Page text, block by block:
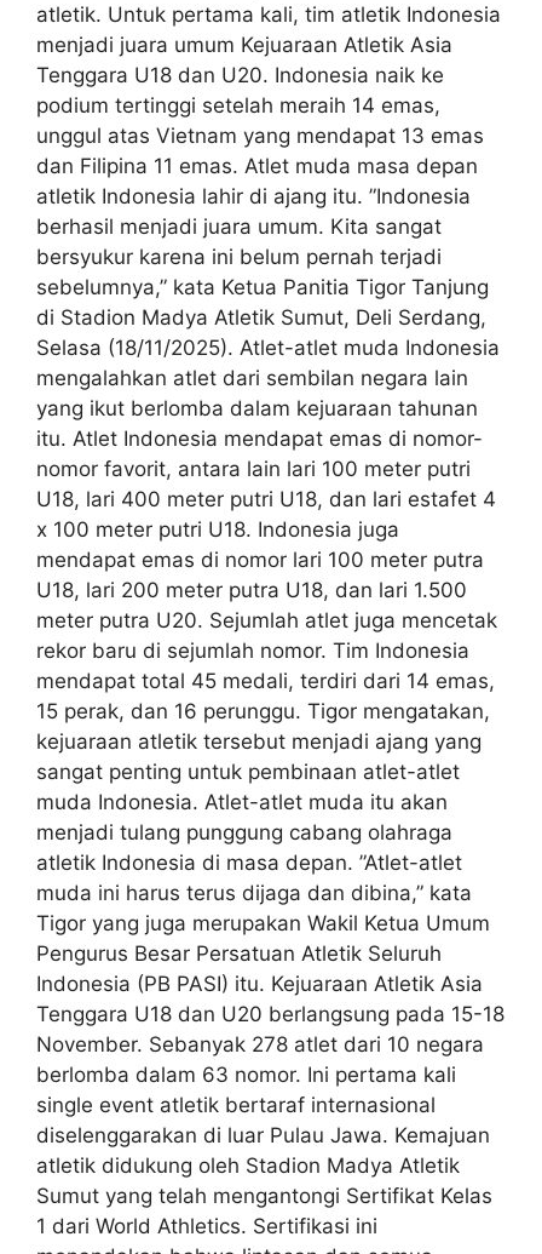
atletik. Untuk pertama kali, tim atletik Indonesia
menjadi juara umum Kejuaraan Atletik Asia
Tenggara U18 dan U20. Indonesia naik ke
podium tertinggi setelah meraih 14 emas,
unggul atas Vietnam yang mendapat 13 emas
dan Filipina 11 emas. Atlet muda masa depan
atletik Indonesia lahir di ajang itu. ”Indonesia
berhasil menjadi juara umum. Kita sangat
bersyukur karena ini belum pernah terjadi
sebelumnya,” kata Ketua Panitia Tigor Tanjung
di Stadion Madya Atletik Sumut, Deli Serdang,
Selasa (18/11/2025). Atlet-atlet muda Indonesia
mengalahkan atlet dari sembilan negara lain
yang ikut berlomba dalam kejuaraan tahunan
itu. Atlet Indonesia mendapat emas di nomor-
nomor favorit, antara lain lari 100 meter putri
U18, lari 400 meter putri U18, dan lari estafet 4
x 100 meter putri U18. Indonesia juga
mendapat emas di nomor lari 100 meter putra
U18, lari 200 meter putra U18, dan lari 1.500
meter putra U20. Sejumlah atlet juga mencetak
rekor baru di sejumlah nomor. Tim Indonesia
mendapat total 45 medali, terdiri dari 14 emas,
15 perak, dan 16 perunggu. Tigor mengatakan,
kejuaraan atletik tersebut menjadi ajang yang
sangat penting untuk pembinaan atlet-atlet
muda Indonesia. Atlet-atlet muda itu akan
menjadi tulang punggung cabang olahraga
atletik Indonesia di masa depan. ”Atlet-atlet
muda ini harus terus dijaga dan dibina,” kata
Tigor yang juga merupakan Wakil Ketua Umum
Pengurus Besar Persatuan Atletik Seluruh
Indonesia (PB PASI) itu. Kejuaraan Atletik Asia
Tenggara U18 dan U20 berlangsung pada 15-18
November. Sebanyak 278 atlet dari 10 negara
berlomba dalam 63 nomor. Ini pertama kali
single event atletik bertaraf internasional
diselenggarakan di luar Pulau Jawa. Kemajuan
atletik didukung oleh Stadion Madya Atletik
Sumut yang telah mengantongi Sertifikat Kelas
1 dari World Athletics. Sertifikasi ini